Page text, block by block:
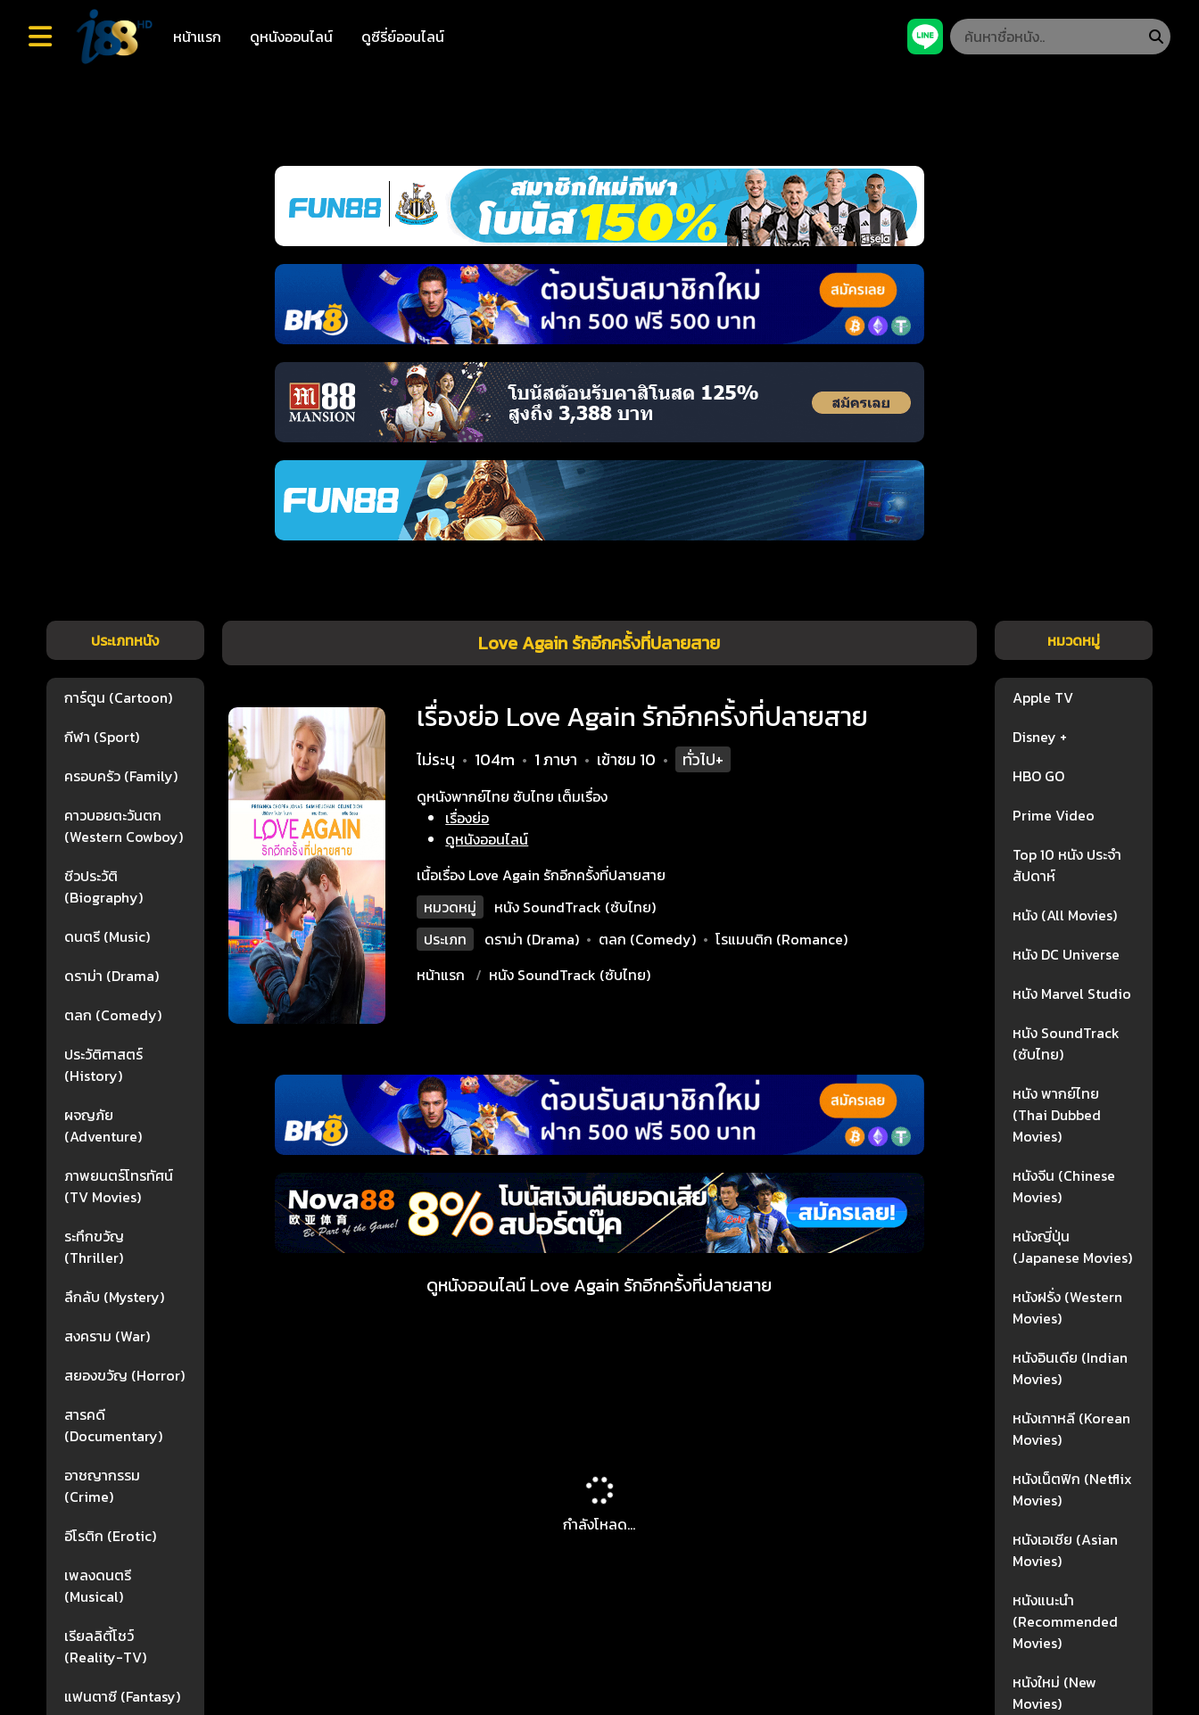
หน้าแรก ดูหนังออนไลน์ ดูซีรี่ย์ออนไลน์
ประเภทหนัง
การ์ตูน (Cartoon)
กีฬา (Sport)
ครอบครัว (Family)
คาวบอยตะวันตก
(Western Cowboy)
ชีวประวัติ
(Biography)
ดนตรี (Music)
ดราม่า (Drama)
ตลก (Comedy)
ประวัติศาสตร์
(History)
ผจญภัย
(Adventure)
ภาพยนตร์โทรทัศน์
(TV Movies)
ระทึกขวัญ
(Thriller)
ลึกลับ (Mystery)
สงคราม (War)
สยองขวัญ (Horror)
สารคดี
(Documentary)
อาชญากรรม
(Crime)
อีโรติก (Erotic)
เพลงดนตรี
(Musical)
เรียลลิตี้โชว์
(Reality-TV)
แฟนตาซี (Fantasy)
Love Again รักอีกครั้งที่ปลายสาย
เรื่องย่อ Love Again รักอีกครั้งที่ปลายสาย
ไม่ระบุ • 104m • 1 ภาษา • เข้าชม 10 • ทั่วไป+
ดูหนังพากย์ไทย ซับไทย เต็มเรื่อง
เรื่องย่อ
ดูหนังออนไลน์
เนื้อเรื่อง Love Again รักอีกครั้งที่ปลายสาย
หมวดหมู่
หนัง SoundTrack (ซับไทย)
ประเภท
ดราม่า (Drama) • ตลก (Comedy) • โรแมนติก (Romance)
หน้าแรก
หนัง SoundTrack (ซับไทย)
ดูหนังออนไลน์ Love Again รักอีกครั้งที่ปลายสาย
กำลังโหลด...
หมวดหมู่
Apple TV
Disney +
HBO GO
Prime Video
Top 10 หนัง ประจำ
สัปดาห์
หนัง (All Movies)
หนัง DC Universe
หนัง Marvel Studio
หนัง SoundTrack
(ซับไทย)
หนัง พากย์ไทย
(Thai Dubbed
Movies)
หนังจีน (Chinese
Movies)
หนังญี่ปุ่น
(Japanese Movies)
หนังฝรั่ง (Western
Movies)
หนังอินเดีย (Indian
Movies)
หนังเกาหลี (Korean
Movies)
หนังเน็ตฟิก (Netflix
Movies)
หนังเอเชีย (Asian
Movies)
หนังแนะนำ
(Recommended
Movies)
หนังใหม่ (New
Movies)